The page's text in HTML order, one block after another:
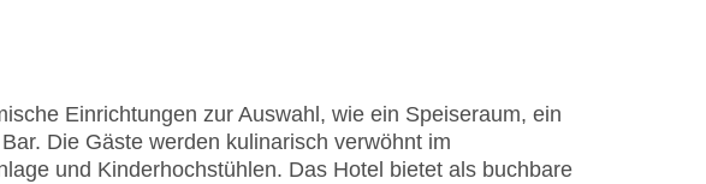
Einrichtungen zur Auswahl, wie ein Speiseraum, ein
Die Gäste werden kulinarisch verwöhnt im
und Kinderhochstühlen. Das Hotel bietet als buchbare